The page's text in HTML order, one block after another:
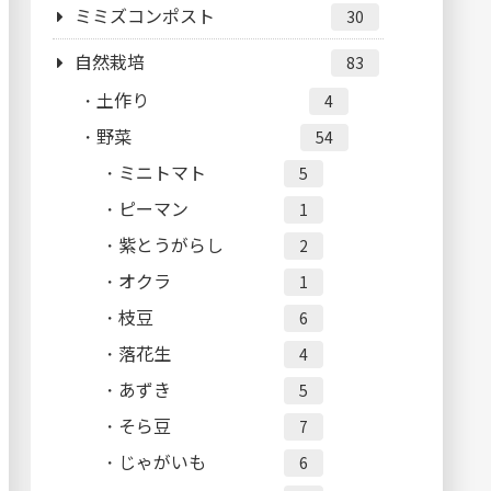
ミミズコンポスト 30
自然栽培 83
土作り 4
野菜 54
ミニトマト 5
ピーマン 1
紫とうがらし 2
オクラ 1
枝豆 6
落花生 4
あずき 5
そら豆 7
じゃがいも 6